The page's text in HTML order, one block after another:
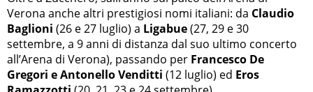
Verona anche altri prestigiosi nomi italiani: da Claudio
Baglioni (26 e 27 luglio) a Ligabue(27, 29 e 30
settembre, a 9 anni di distanza dal suo ultimo concerto
all’Arena di Verona), passando per Francesco De
Gregori e Antonello Venditti (12 luglio) ed Eros